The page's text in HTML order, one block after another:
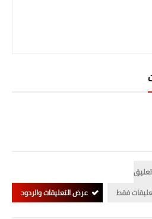
الجامعات
فقط
عرض التعليقات والردود